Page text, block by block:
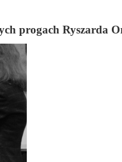
progach Ryszarda